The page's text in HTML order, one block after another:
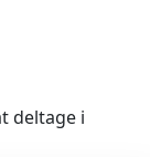
deltage i